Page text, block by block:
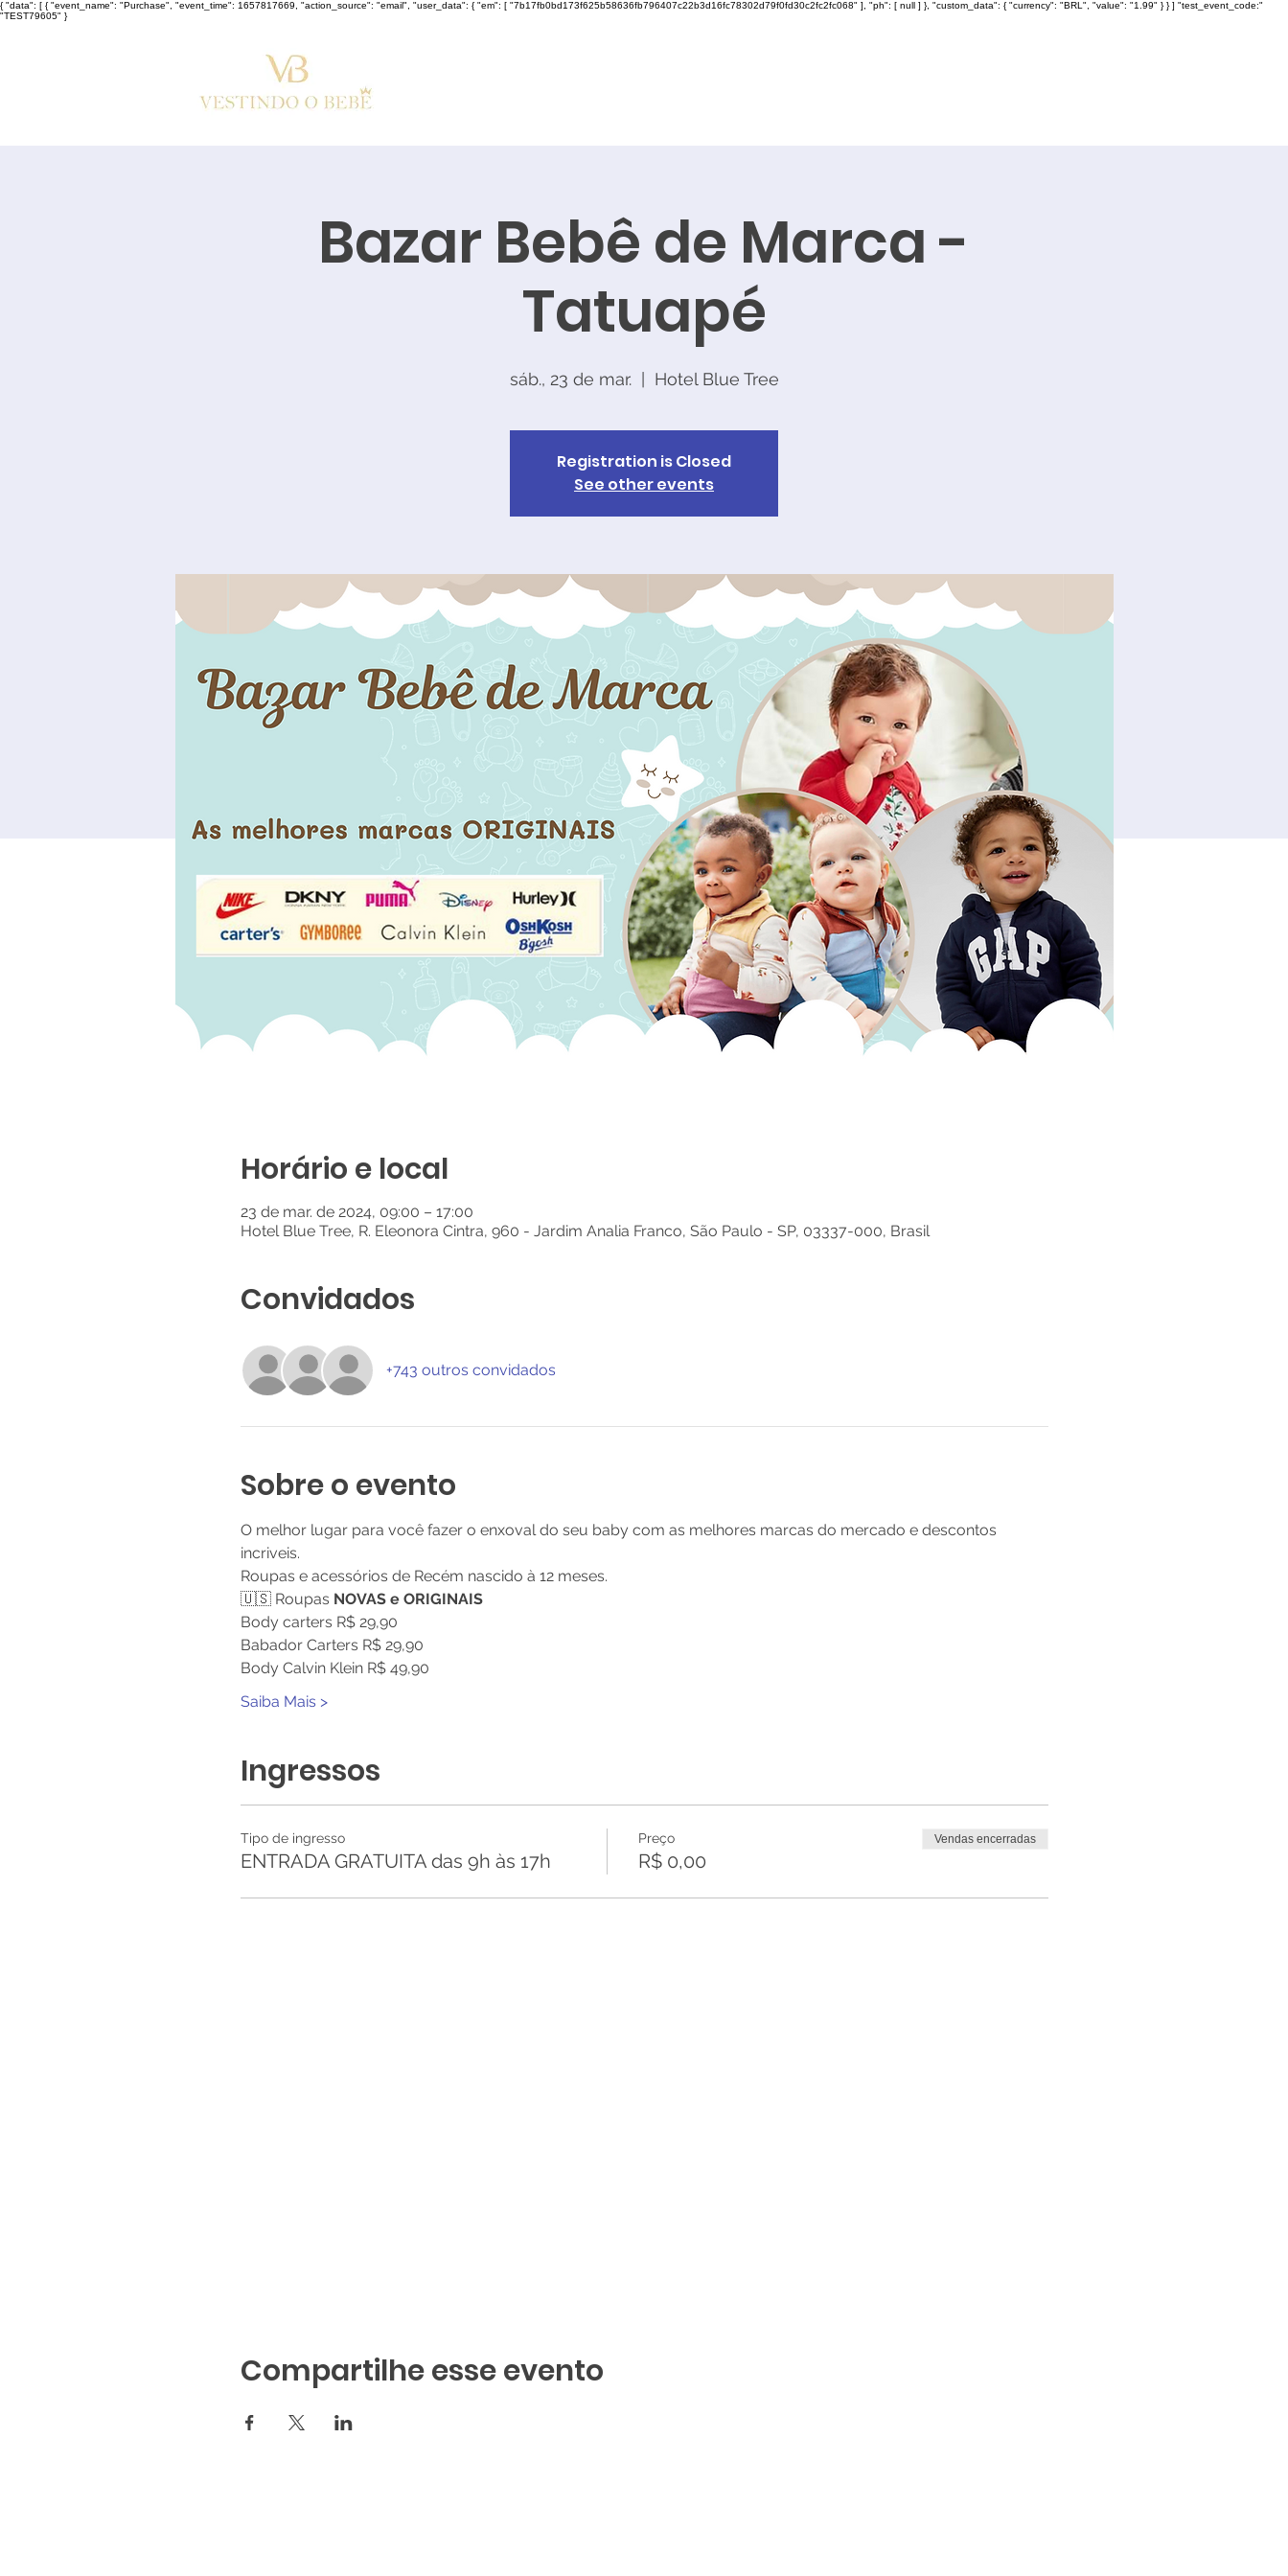
{ "data": [ { "event_name": "Purchase", "event_time": 1657817669, "action_source": "email", "user_data": { "em": [ "7b17fb0bd173f625b58636fb796407c22b3d16fc78302d79f0fd30c2fc2fc068" ], "ph": [ null ] }, "custom_data": { "currency": "BRL", "value": "1.99" } } ] "test_event_code:"
"TEST79605" }
Bazar Bebê de Marca -
Tatuapé
sáb., 23 de mar.
  |
Hotel Blue Tree
Registration is Closed
See other events
Horário e local
23 de mar. de 2024, 09:00 – 17:00
Hotel Blue Tree, R. Eleonora Cintra, 960 - Jardim Analia Franco, São Paulo - SP, 03337-000, Brasil
Convidados
+743 outros convidados
Sobre o evento
O melhor lugar para você fazer o enxoval do seu baby com as melhores marcas do mercado e descontos
incriveis.
Roupas e acessórios de Recém nascido à 12 meses.
🇺🇸 Roupas NOVAS e ORIGINAIS
Body carters R$ 29,90
Babador Carters R$ 29,90
Body Calvin Klein R$ 49,90
Saiba Mais >
Ingressos
Tipo de ingresso
ENTRADA GRATUITA das 9h às 17h
Preço
R$ 0,00
Vendas encerradas
Compartilhe esse evento